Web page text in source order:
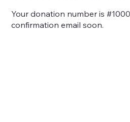
Your donation number is
confirmation email soon.